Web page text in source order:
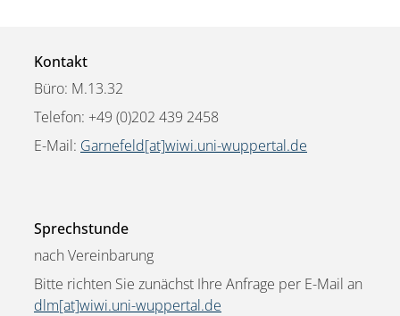
Kontakt
Büro: M.13.32
Telefon: +49 (0)202 439 2458
E-Mail: Garnefeld[at]wiwi.uni-wuppertal.de
Sprechstunde
nach Vereinbarung
Bitte richten Sie zunächst Ihre Anfrage per E-Mail an
dlm[at]wiwi.uni-wuppertal.de